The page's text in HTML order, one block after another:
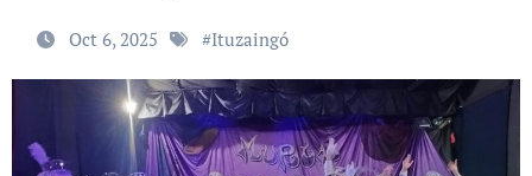
Oct 6, 2025 #Ituzaingó